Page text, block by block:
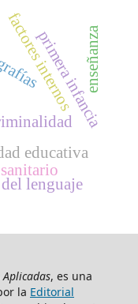
lenguaje
primera infancia
educativa
factores internosenseñanza
, es una
la Editorial